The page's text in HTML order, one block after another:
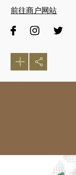
前往商户网站